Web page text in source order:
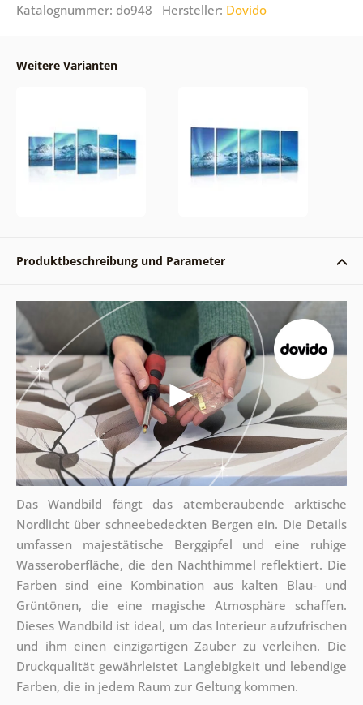
Katalognummer: do948 Hersteller: Dovido
Weitere Varianten
Produktbeschreibung und Parameter
Das Wandbild fängt das atemberaubende arktische
Nordlicht über schneebedeckten Bergen ein. Die Details
umfassen majestätische Berggipfel und eine ruhige
Wasseroberfläche, die den Nachthimmel reflektiert. Die
Farben sind eine Kombination aus kalten Blau- und
Grüntönen, die eine magische Atmosphäre schaffen.
Dieses Wandbild ist ideal, um das Interieur aufzufrischen
und ihm einen einzigartigen Zauber zu verleihen. Die
Druckqualität gewährleistet Langlebigkeit und lebendige
Farben, die in jedem Raum zur Geltung kommen.